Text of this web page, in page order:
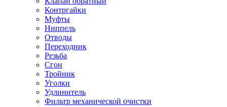
Контргайки
Муфты
Ниппель
Отводы
Переходник
Резьба
Сгон
Тройник
Уголки
Удлинитель
Фильтр механической очистки